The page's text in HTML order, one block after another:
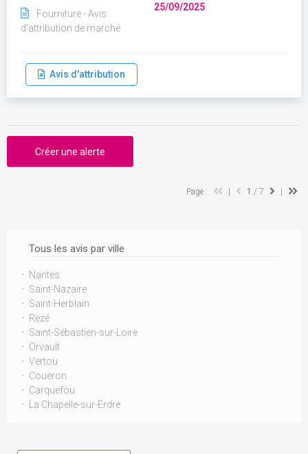
Tous les avis par ville
Nantes
Saint-Nazaire
Saint-Herblain
Rezé
Saint-Sébastien-sur-Loire
Orvault
Vertou
Couëron
Carquefou
La Chapelle-sur-Erdre
Fourniture - Avis
d'attribution de marché
25/09/2025
Avis d'attribution
Créer une alerte
Page : 1 / 7